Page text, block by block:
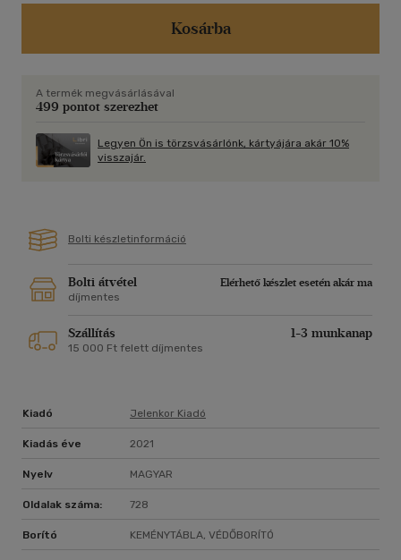
tulajdonított metaforikus jelentőséget, a halál árnyéka mégis
egész életművére rávetül. Az 1990-es évek egyik
"Dölyf volna mondani, hiába volt a rossztól
Óvó ezer délután, a sátánt míg elűzte
Anyám rézasztalán az arab írás varázsrajza,
Kínálkozott, a lopva terjedő sötéttől hogy
Kosárba
A termék megvásárlásával
499 pontot szerezhet
Legyen Ön is törzsvásárlónk, kártyájára akár 10%
visszajár.
Bolti készletinformáció
Bolti átvétel
Elérhető készlet esetén akár ma
díjmentes
Szállítás 1-3 munkanap
15 000 Ft felett díjmentes
Kiadó Jelenkor Kiadó
Kiadás éve 2021
Nyelv MAGYAR
Oldalak száma: 728
Borító KEMÉNYTÁBLA, VÉDŐBORÍTÓ